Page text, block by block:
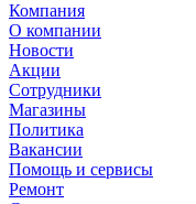
Компания
О компании
Новости
Акции
Сотрудники
Магазины
Политика
Вакансии
Помощь и сервисы
Ремонт